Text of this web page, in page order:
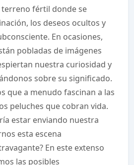
terreno fértil donde se
los deseos ocultos y
En ocasiones,
pobladas de imágenes
nuestra curiosidad y
sobre su significado.
que a menudo fascinan a las
peluches que cobran vida.
estar enviando nuestra
esta escena
En este extenso
las posibles